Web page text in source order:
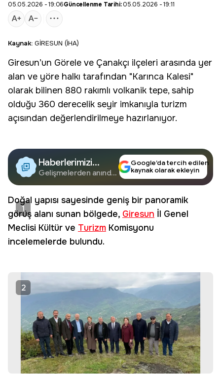
05.05.2026 - 19:06Güncellenme Tarihi:05.05.2026 - 19:11
Kaynak: GİRESUN (İHA)
Giresun’un Görele ve Çanakçı ilçeleri arasında yer
alan ve yöre halkı tarafından "Karınca Kalesi"
olarak bilinen 880 rakımlı volkanik tepe, sahip
olduğu 360 derecelik seyir imkanıyla turizm
açısından değerlendirilmeye hazırlanıyor.
Haberlerimizi
Google'da Takip
Edin
Gelişmelerden anında
Google’da tercih edilen
kaynak olarak ekleyin
1
Doğal yapısı sayesinde geniş bir panoramik
görüş alanı sunan bölgede, Giresun İl Genel
Meclisi Kültür ve Turizm Komisyonu
incelemelerde bulundu.
2